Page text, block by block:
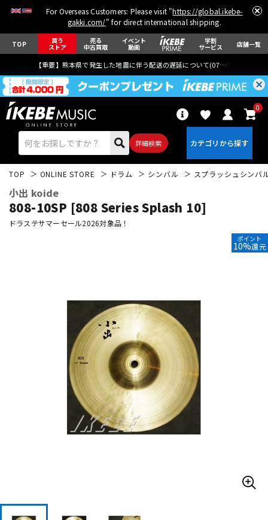
For Overseas Customers: Please visit "https://global.ikebe-
gakki.com/" for direct international shipping.
TOP 買う
ストア
売る
中古買取
イベント
動画
学割
サービス 店舗一覧
【重要】熊本県で発生した地震に伴う配送の遅延について(07月29日
詳細検索
0
パーカッション
キーボード 電子ピアノ
その他楽器
TOP ONLINE STORE ドラム シンバル スプラッシュシンバ
小出 koide
808-10SP [808 Series Splash 10]
ドラステサマーセール2026対象品！
ポイント
10%還元